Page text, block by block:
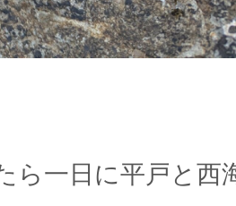
ら一日に平戸と西